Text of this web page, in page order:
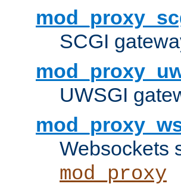
SCGI
UWSGI
Websockets
mod_proxy